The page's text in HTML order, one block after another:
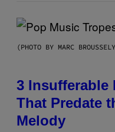
(PHOTO BY MARC
3 Insufferable
That Predate
Melody